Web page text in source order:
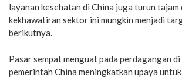
layanan kesehatan di China juga turun tajam
kekhawatiran sektor ini mungkin menjadi
berikutnya.
Pasar sempat menguat pada perdagangan
pemerintah China meningkatkan upaya